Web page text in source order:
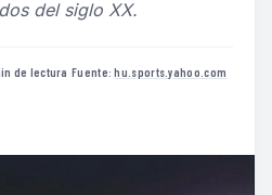
del siglo XX.
de lectura ·Fuente:hu.sports.yahoo.com